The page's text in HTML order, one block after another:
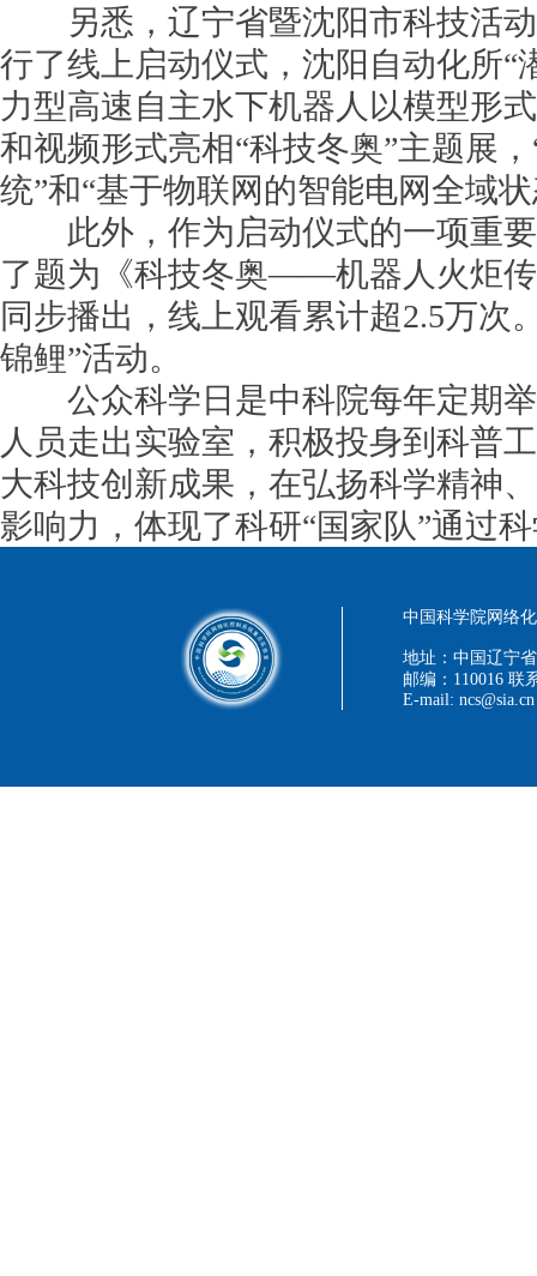
另悉，辽宁省暨沈阳市科技活动
行了线上启动仪式，沈阳自动化所“
力型高速自主水下机器人以模型形
和视频形式亮相“科技冬奥”主题展
统”和“基于物联网的智能电网全域
此外，作为启动仪式的一项重要
了题为《科技冬奥——机器人火炬
同步播出，线上观看累计超2.5万次
锦鲤”活动。
公众科学日是中科院每年定期举
人员走出实验室，积极投身到科普
大科技创新成果，在弘扬科学精神
影响力，体现了科研“国家队”通过
中国科学院网络
地址：中国辽宁
邮编：110016 联
E-mail: ncs@sia.cn